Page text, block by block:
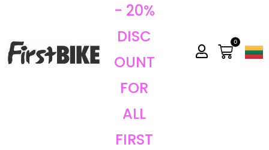
- 20%
DISC
OUNT
FOR
ALL
FIRST
0